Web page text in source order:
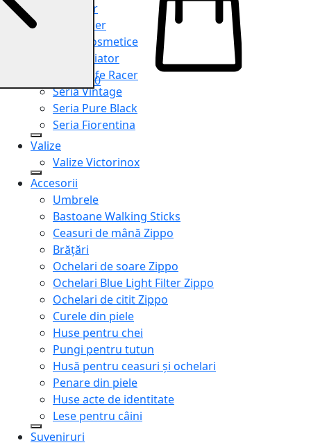
Shopper
Organiser
Truse cosmetice
Seria Aviator
Seria Cafe Racer
Seria Vintage
Seria Pure Black
Seria Fiorentina
Valize
Valize Victorinox
Accesorii
Umbrele
Bastoane Walking Sticks
Ceasuri de mână Zippo
Brățări
Ochelari de soare Zippo
Ochelari Blue Light Filter Zippo
Ochelari de citit Zippo
Curele din piele
Huse pentru chei
Pungi pentru tutun
Husă pentru ceasuri și ochelari
Penare din piele
Huse acte de identitate
Lese pentru câini
Suveniruri
0